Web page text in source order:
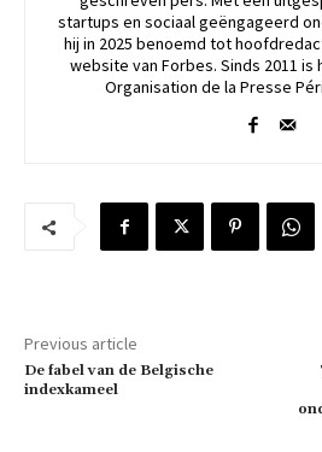
startups en sociaal geëngageerd
hij in 2025 benoemd tot
website van Forbes. Sinds 2011 is
Organisation de la Presse
Previous article
De fabel van de Belgische
indexkameel